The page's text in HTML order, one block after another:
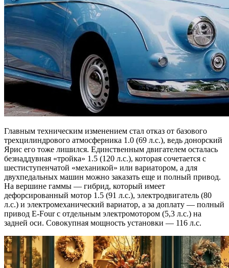
Главным техническим изменением стал отказ от базового
трехцилиндрового атмосферника 1.0 (69 л.с.), ведь донорский
Ярис его тоже лишился. Единственным двигателем осталась
безнаддувная «тройка» 1.5 (120 л.с.), которая сочетается с
шестиступенчатой «механикой» или вариатором, а для
двухпедальных машин можно заказать еще и полный привод.
На вершине гаммы — гибрид, который имеет
дефорсированный мотор 1.5 (91 л.с.), электродвигатель (80
л.с.) и электромеханический вариатор, а за доплату — полный
привод E-Four с отдельным электромотором (5,3 л.с.) на
задней оси. Совокупная мощность установки — 116 л.с.